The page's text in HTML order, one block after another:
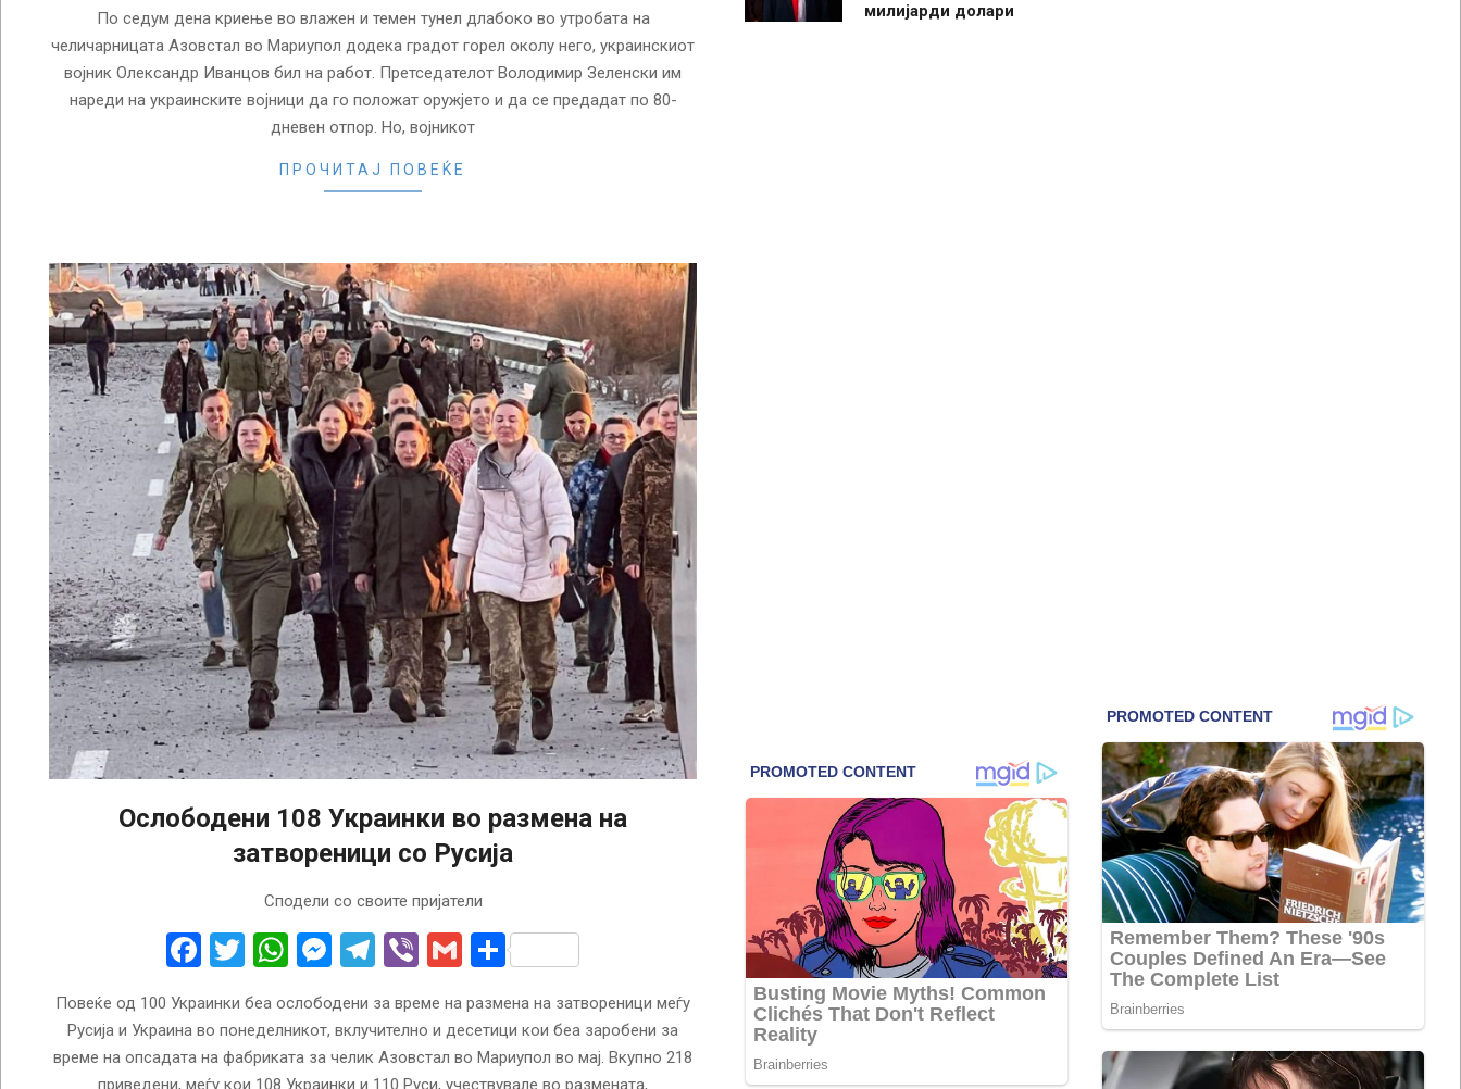
По седум дена криење во влажен и темен тунел длабоко во утробата на
челичарницата Азовстал во Мариупол додека градот горел околу него, украинскиот
војник Олександр Иванцов бил на работ. Претседателот Володимир Зеленски им
нареди на украинските војници да го положат оружјето и да се предадат по 80-
дневен отпор. Но, војникот
ПРОЧИТАЈ ПОВЕЌЕ
Ослободени 108 Украинки во размена на
затвореници со Русија
Сподели со своите пријатели
Facebook
Twitter
WhatsApp
Messenger
Telegram
ViberGmailShare
Повеќе од 100 Украинки беа ослободени за време на размена на затвореници меѓу
Русија и Украина во понеделникот, вклучително и десетици кои беа заробени за
време на опсадата на фабриката за челик Азовстал во Мариупол во мај. Вкупно 218
приведени, меѓу кои 108 Украинки и 110 Руси, учествувале во размената,
милијарди долари